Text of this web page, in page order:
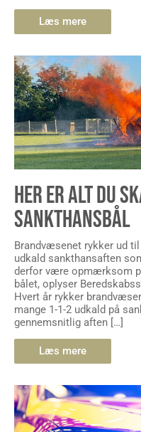
Læs mere
HER ER ALT DU
SANKTHANSBÅL
Brandvæsenet rykker ud
udkald sankthansaften
derfor være opmærksom
bålet, oplyser
Hvert år rykker
mange 1-1-2 udkald på
gennemsnitlig aften […]
Læs mere